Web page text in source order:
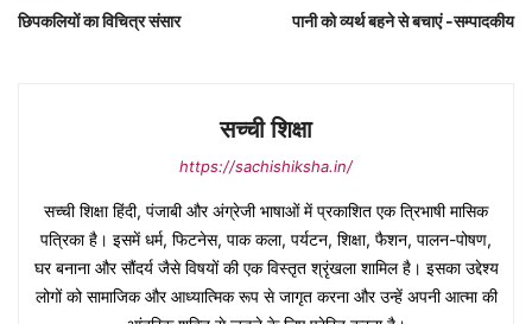
छिपकलियों का विचित्र संसार पानी को व्यर्थ बहने से बचाएं -सम्पादकीय
सच्ची शिक्षा
https://sachishiksha.in/
सच्ची शिक्षा हिंदी, पंजाबी और अंग्रेजी भाषाओं में प्रकाशित एक त्रिभाषी मासिक
पत्रिका है। इसमें धर्म, फिटनेस, पाक कला, पर्यटन, शिक्षा, फैशन, पालन-पोषण,
घर बनाना और सौंदर्य जैसे विषयों की एक विस्तृत श्रृंखला शामिल है। इसका उद्देश्य
लोगों को सामाजिक और आध्यात्मिक रूप से जागृत करना और उन्हें अपनी आत्मा की